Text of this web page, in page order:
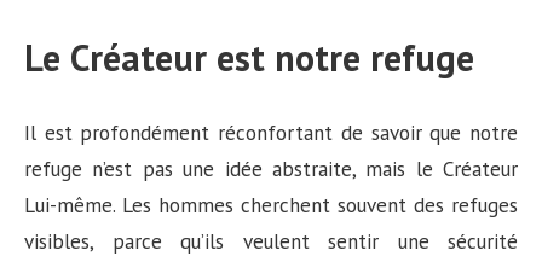
Le Créateur est notre refuge
Il est profondément réconfortant de savoir que notre
refuge n’est pas une idée abstraite, mais le Créateur
Lui-même. Les hommes cherchent souvent des refuges
visibles, parce qu’ils veulent sentir une sécurité